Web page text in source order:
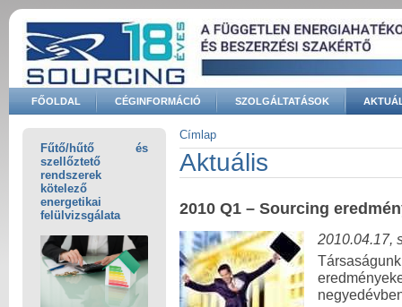
Ugrás a tartalomra
FŐOLDAL CÉGINFORMÁCIÓ SZOLGÁLTATÁSOK
Keresés űrlap
Fűtő/hűtő és
szellőztető
rendszerek
kötelező
energetikai
felülvizsgálata
Jelenlegi hely
Címlap
Aktuális
2010 Q1 – Sourcing
2010.04.17,